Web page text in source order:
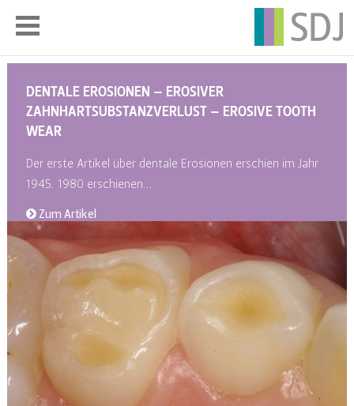
DENTALE EROSIONEN – EROSIVER
ZAHNHARTSUBSTANZVERLUST – EROSIVE TOOTH
WEAR
Der erste Artikel über dentale Erosionen erschien im Jahr
1945. 1980 erschienen…
Zum Artikel